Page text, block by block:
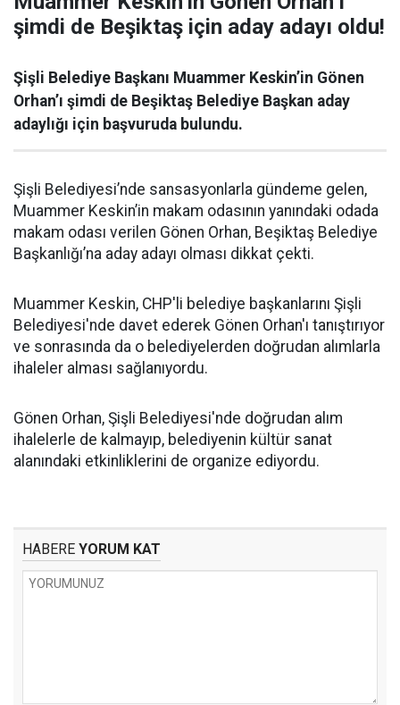
şimdi de Beşiktaş için aday adayı oldu!
Şişli Belediye Başkanı Muammer Keskin’in Gönen
Orhan’ı şimdi de Beşiktaş Belediye Başkan aday
adaylığı için başvuruda bulundu.
Şişli Belediyesi’nde sansasyonlarla gündeme gelen,
Muammer Keskin’in makam odasının yanındaki odada
makam odası verilen Gönen Orhan, Beşiktaş Belediye
Başkanlığı’na aday adayı olması dikkat çekti.
Muammer Keskin, CHP'li belediye başkanlarını Şişli
Belediyesi'nde davet ederek Gönen Orhan'ı tanıştırıyor
ve sonrasında da o belediyelerden doğrudan alımlarla
ihaleler alması sağlanıyordu.
Gönen Orhan, Şişli Belediyesi'nde doğrudan alım
ihalelerle de kalmayıp, belediyenin kültür sanat
alanındaki etkinliklerini de organize ediyordu.
HABERE YORUM KAT